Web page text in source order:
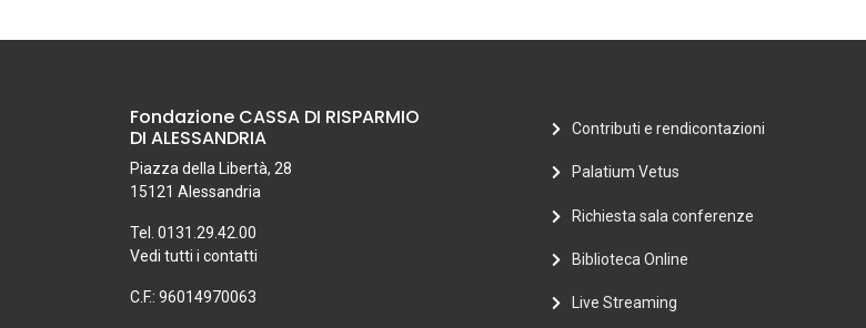
Fondazione CASSA DI RISPARMIO
DI ALESSANDRIA
Piazza della Libertà, 28
15121 Alessandria
Tel. 0131.29.42.00
Vedi tutti i contatti
C.F.: 96014970063
Contributi e rendicontazioni
Palatium Vetus
Richiesta sala conferenze
Biblioteca Online
Live Streaming